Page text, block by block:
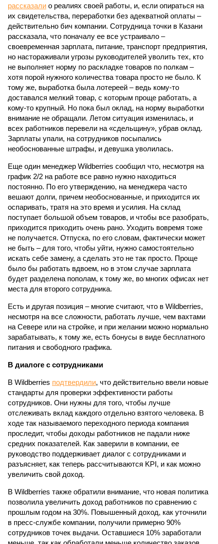
рассказали о реалиях своей работы, и, если опираться на
их свидетельства, переработки без адекватной оплаты –
действительно бич компании. Сотрудница точки в Казани
рассказала, что поначалу ее все устраивало –
своевременная зарплата, питание, транспорт предприятия,
но настораживали угрозы руководителей уволить тех, кто
не выполняет норму по раскладке товаров по полкам –
хотя порой нужного количества товара просто не было. К
тому же, выработка была лотереей – ведь кому-то
доставался мелкий товар, с которым проще работать, а
кому-то крупный. Но пока был оклад, на норму выработки
внимание не обращали. Летом ситуация изменилась, и
всех работников перевели на «сдельщину», убрав оклад.
Зарплаты упали, на сотрудников посыпались
необоснованные штрафы, и девушка уволилась.
Еще один менеджер Wildberries сообщил что, несмотря на
график 2/2 на работе все равно нужно находиться
постоянно. По его утверждению, на менеджера часто
вешают долги, причем необоснованные, и приходится их
оспаривать, тратя на это время и усилия. На склад
поступает большой объем товаров, и чтобы все разобрать,
приходится приходить очень рано. Уходить вовремя тоже
не получается. Отпуска, по его словам, фактически может
не быть – для того, чтобы уйти, нужно самостоятельно
искать себе замену, а сделать это не так просто. Проще
было бы работать вдвоем, но в этом случае зарплата
будет разделена пополам, к тому же, во многих офисах нет
места для второго сотрудника.
Есть и другая позиция – многие считают, что в Wildberries,
несмотря на все сложности, работать лучше, чем вахтами
на Севере или на стройке, и при желании можно нормально
зарабатывать, к тому же, есть бонусы в виде бесплатного
питания и свободного графика.
В диалоге с сотрудниками
В Wildberries подтвердили, что действительно ввели новые
стандарты для проверки эффективности работы
сотрудников. Они нужны для того, чтобы лучше
отслеживать вклад каждого отдельно взятого человека. В
ходе так называемого переходного периода компания
проследит, чтобы доходы работников не падали ниже
средних показателей. Как заверили в компании, ее
руководство поддерживает диалог с сотрудниками и
разъясняет, как теперь рассчитываются KPI, и как можно
увеличить свой доход.
В Wildberries также обратили внимание, что новая политика
позволила увеличить доход работников по сравнению с
прошлым годом на 30%. Повышенный доход, как уточнили
в пресс-службе компании, получили примерно 90%
сотрудников точек выдачи. Оставшиеся 10% заработали